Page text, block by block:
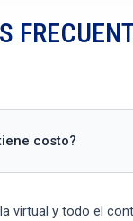
costo?
virtual y todo el